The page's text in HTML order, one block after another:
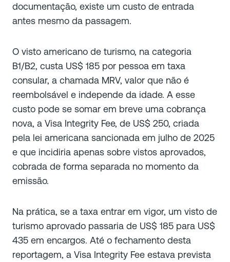
documentação, existe um custo de entrada
antes mesmo da passagem.
O visto americano de turismo, na categoria
B1/B2, custa US$ 185 por pessoa em taxa
consular, a chamada MRV, valor que não é
reembolsável e independe da idade. A esse
custo pode se somar em breve uma cobrança
nova, a Visa Integrity Fee, de US$ 250, criada
pela lei americana sancionada em julho de 2025
e que incidiria apenas sobre vistos aprovados,
cobrada de forma separada no momento da
emissão.
Na prática, se a taxa entrar em vigor, um visto de
turismo aprovado passaria de US$ 185 para US$
435 em encargos. Até o fechamento desta
reportagem, a Visa Integrity Fee estava prevista